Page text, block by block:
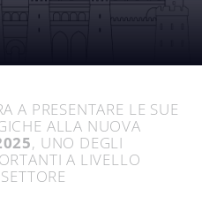
A PRESENTARE LE SUE
ALLA NUOVA
, UNO DEGLI
A LIVELLO